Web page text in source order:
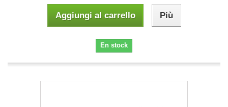
Aggiungi al carrello Più
En stock